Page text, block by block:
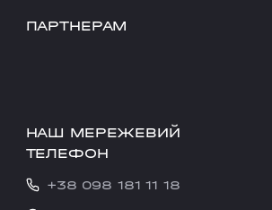
ПАРТНЕРАМ
НАШ МЕРЕЖЕВИЙ
ТЕЛЕФОН
+38 098 181 11 18